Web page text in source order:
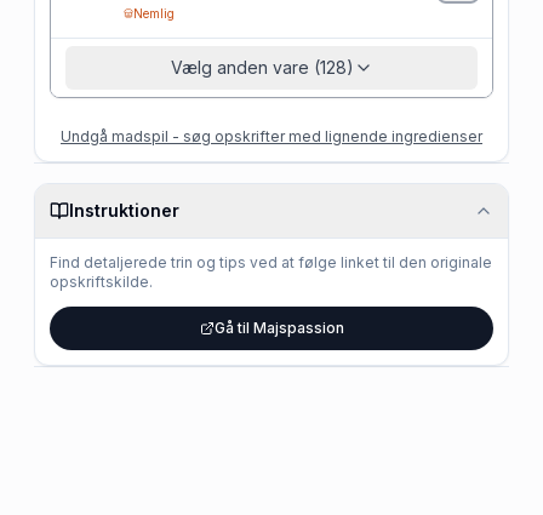
Nemlig
Vælg anden vare (128)
Undgå madspil - søg opskrifter med lignende ingredienser
Instruktioner
Find detaljerede trin og tips ved at følge linket til den originale
opskriftskilde.
Gå til Majspassion